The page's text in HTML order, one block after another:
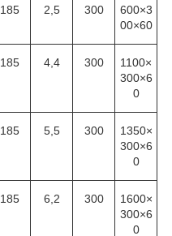
185 2,5 300
600×3
00×60
185 4,4 300
1100×
300×6
0
185 5,5 300
1350×
300×6
0
185 6,2 300
1600×
300×6
0